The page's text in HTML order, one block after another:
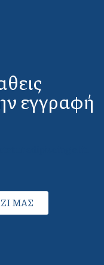
εγγραφή
ΜΑΣ